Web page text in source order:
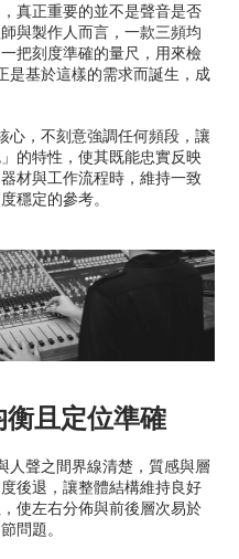
真正重要的並不是聲音是否
與製作人而言，一款三頻均
把刻度準確的量尺，用來檢
是基於這樣的需求而誕生，成
心，不刻意強調任何頻段，讓
的特性，使其既能忠實反映
材與工作流程時，維持一致
穩定的參考。
且定位準確
人聲之間界線清楚，質感與層
後退，讓整體結構維持良好
使左右分佈與前後層次易於
問題。